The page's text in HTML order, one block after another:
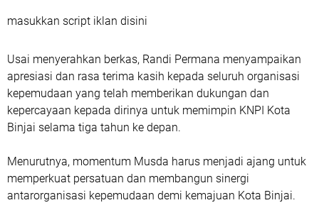
masukkan script iklan disini
Usai menyerahkan berkas, Randi Permana menyampaikan
apresiasi dan rasa terima kasih kepada seluruh organisasi
kepemudaan yang telah memberikan dukungan dan
kepercayaan kepada dirinya untuk memimpin KNPI Kota
Binjai selama tiga tahun ke depan.
Menurutnya, momentum Musda harus menjadi ajang untuk
memperkuat persatuan dan membangun sinergi
antarorganisasi kepemudaan demi kemajuan Kota Binjai.